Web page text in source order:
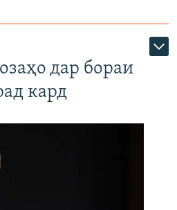
дар бораи
кард